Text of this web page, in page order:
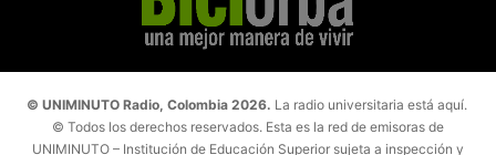
© UNIMINUTO Radio, Colombia 2026. La radio universitaria está aquí.
© Todos los derechos reservados. Esta es la red de emisoras de
UNIMINUTO – Institución de Educación Superior sujeta a inspección y